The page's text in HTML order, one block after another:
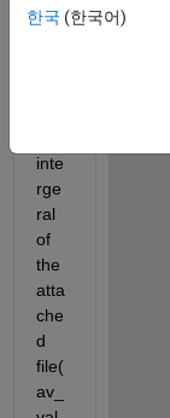
hel
inte
rge
ral
of
the
atta
che
d
file(
av_
한국 (한국어)